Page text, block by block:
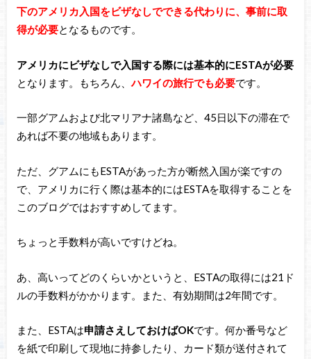
下のアメリカ入国をビザなしでできる代わりに、事前に取
得が必要となるものです。
アメリカにビザなしで入国する際には基本的にESTAが必要
となります。もちろん、 ハワイの旅行でも必要です。
一部グアムおよび北マリアナ諸島など、45日以下の滞在で
あれば不要の地域もあります。
ただ、グアムにもESTAがあった方が断然入国が楽ですの
で、アメリカに行く際は基本的にはESTAを取得することを
このブログではおすすめしてます。
ちょっと手数料が高いですけどね。
あ、高いってどのくらいかというと、ESTAの取得には21ド
ルの手数料がかかります。また、有効期間は2年間です。
また、ESTAは申請さえしておけばOKです。何か番号など
を紙で印刷して現地に持参したり、カード類が送付されて